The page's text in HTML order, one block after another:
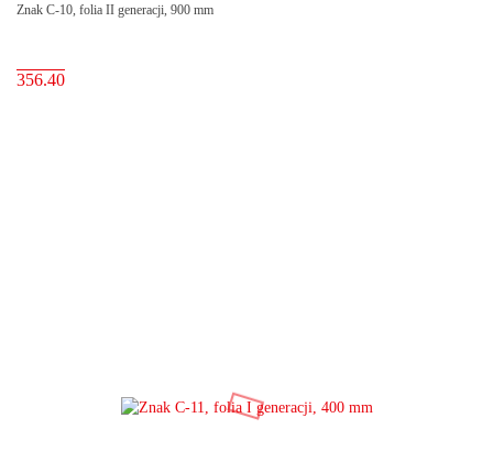
Znak C-10, folia II generacji, 900 mm
356.40